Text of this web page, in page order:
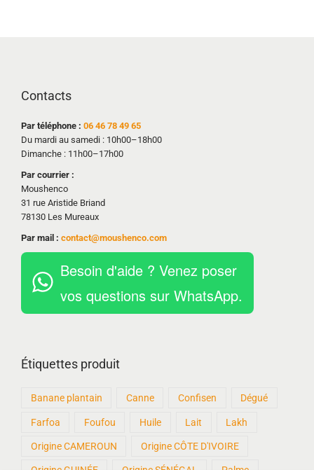
Contacts
Par téléphone : 06 46 78 49 65
Du mardi au samedi : 10h00–18h00
Dimanche : 11h00–17h00
Par courrier :
Moushenco
31 rue Aristide Briand
78130 Les Mureaux
Par mail : contact@moushenco.com
Besoin d'aide ? Venez poser
vos questions sur WhatsApp.
Étiquettes produit
Banane plantain Canne Confisen Dégué
Farfoa Foufou Huile Lait Lakh
Origine CAMEROUN Origine CÔTE D'IVOIRE